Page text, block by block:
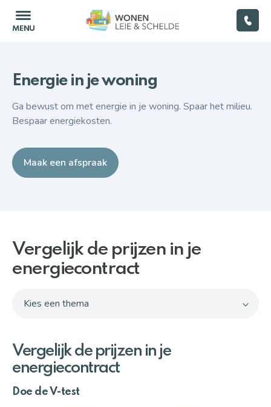
(Ver)huren
Woningkwaliteit
Leegstand
Energie in je woning
Ga bewust om met energie in je woning. Spaar het milieu.
Bespaar energiekosten.
Maak een afspraak
Vergelijk de prijzen in je
energiecontract
Kies een thema
Laat een energiescan uitvoeren
Isoleer je woning
Vergelijk de prijzen in je
energiecontract
Doe de V-test